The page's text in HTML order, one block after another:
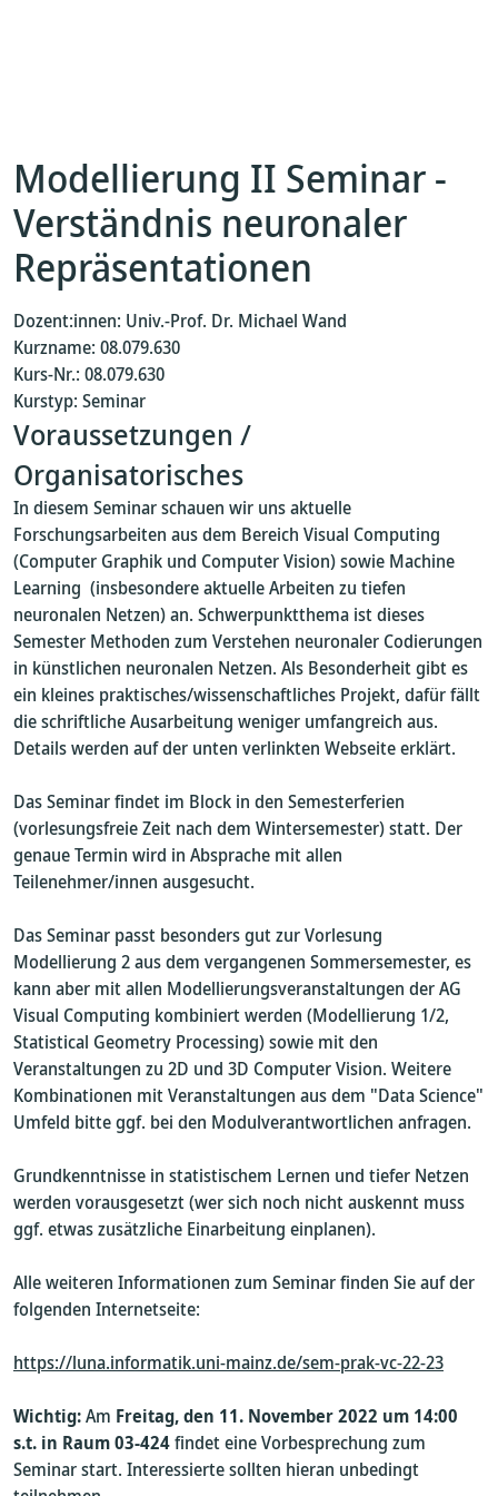
Modellierung II Seminar -
Verständnis neuronaler
Repräsentationen
Dozent:innen: Univ.-Prof. Dr. Michael Wand
Kurzname: 08.079.630
Kurs-Nr.: 08.079.630
Kurstyp: Seminar
Voraussetzungen /
Organisatorisches
In diesem Seminar schauen wir uns aktuelle
Forschungsarbeiten aus dem Bereich Visual Computing
(Computer Graphik und Computer Vision) sowie Machine
Learning (insbesondere aktuelle Arbeiten zu tiefen
neuronalen Netzen) an. Schwerpunktthema ist dieses
Semester Methoden zum Verstehen neuronaler Codierungen
in künstlichen neuronalen Netzen. Als Besonderheit gibt es
ein kleines praktisches/wissenschaftliches Projekt, dafür fällt
die schriftliche Ausarbeitung weniger umfangreich aus.
Details werden auf der unten verlinkten Webseite erklärt.
Das Seminar findet im Block in den Semesterferien
(vorlesungsfreie Zeit nach dem Wintersemester) statt. Der
genaue Termin wird in Absprache mit allen
Teilenehmer/innen ausgesucht.
Das Seminar passt besonders gut zur Vorlesung
Modellierung 2 aus dem vergangenen Sommersemester, es
kann aber mit allen Modellierungsveranstaltungen der AG
Visual Computing kombiniert werden (Modellierung 1/2,
Statistical Geometry Processing) sowie mit den
Veranstaltungen zu 2D und 3D Computer Vision. Weitere
Kombinationen mit Veranstaltungen aus dem "Data Science"
Umfeld bitte ggf. bei den Modulverantwortlichen anfragen.
Grundkenntnisse in statistischem Lernen und tiefer Netzen
werden vorausgesetzt (wer sich noch nicht auskennt muss
ggf. etwas zusätzliche Einarbeitung einplanen).
Alle weiteren Informationen zum Seminar finden Sie auf der
folgenden Internetseite:
https://luna.informatik.uni-mainz.de/sem-prak-vc-22-23
Wichtig:Am Freitag, den 11. November 2022 um 14:00
s.t. in Raum 03-424findet eine Vorbesprechung zum
Seminar start. Interessierte sollten hieran unbedingt